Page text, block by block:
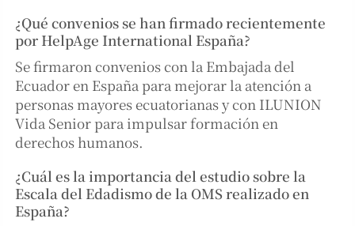
¿Qué convenios se han firmado recientemente
por HelpAge International España?
Se firmaron convenios con la Embajada del
Ecuador en España para mejorar la atención a
personas mayores ecuatorianas y con ILUNION
Vida Senior para impulsar formación en
derechos humanos.
¿Cuál es la importancia del estudio sobre la
Escala del Edadismo de la OMS realizado en
España?